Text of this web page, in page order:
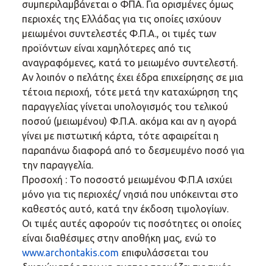
συμπεριλαμβάνεται ο ΦΠΑ. Για ορισμένες όμως
περιοχές της Ελλάδας για τις οποίες ισχύουν
μειωμένοι συντελεστές Φ.Π.Α., οι τιμές των
προϊόντων είναι χαμηλότερες από τις
αναγραφόμενες, κατά το μειωμένο συντελεστή.
Αν λοιπόν ο πελάτης έχει έδρα επιχείρησης σε μια
τέτοια περιοχή, τότε μετά την καταχώρηση της
παραγγελίας γίνεται υπολογισμός του τελικού
ποσού (μειωμένου) Φ.Π.Α. ακόμα και αν η αγορά
γίνει με πιστωτική κάρτα, τότε αφαιρείται η
παραπάνω διαφορά από το δεσμευμένο ποσό για
την παραγγελία.
Προσοχή : Το ποσοστό μειωμένου Φ.Π.Α ισχύει
μόνο για τις περιοχές/ νησιά που υπόκεινται στο
καθεστός αυτό, κατά την έκδοση τιμολογίων.
Οι τιμές αυτές αφορούν τις ποσότητες οι οποίες
είναι διαθέσιμες στην αποθήκη μας, ενώ το
www.archontakis.com επιφυλάσσεται του